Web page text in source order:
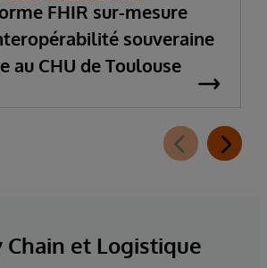
FHIR sur-mesure
souveraine
au CHU de Toulouse
Chain et Logistique